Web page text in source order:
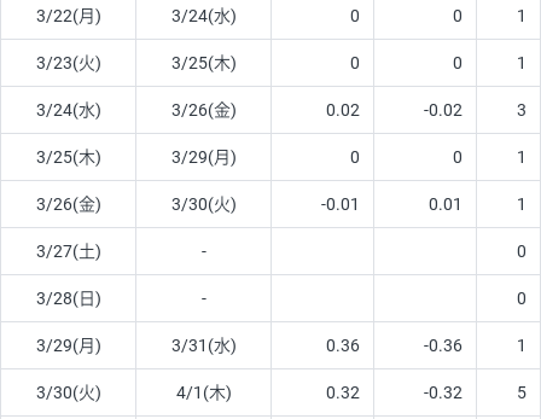
3/22(月) 3/24(水) 0 0 1
3/23(火) 3/25(木) 0 0 1
3/24(水) 3/26(金) 0.02 -0.02 3
3/25(木) 3/29(月) 0 0 1
3/26(金) 3/30(火) -0.01 0.01 1
3/27(土) - 0
3/28(日) - 0
3/29(月) 3/31(水) 0.36 -0.36 1
3/30(火) 4/1(木) 0.32 -0.32 5